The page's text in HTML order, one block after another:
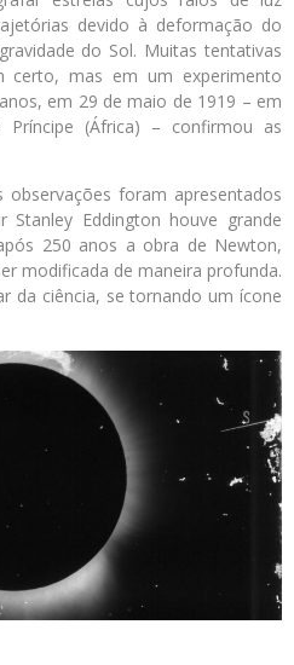
devido à deformação do
do Sol. Muitas tentativas
certo, mas em um experimento
em 29 de maio de 1919 – em
(África) – confirmou as
observações foram apresentados
Eddington houve grande
250 anos a obra de Newton,
modificada de maneira profunda.
da ciência, se tornando um ícone